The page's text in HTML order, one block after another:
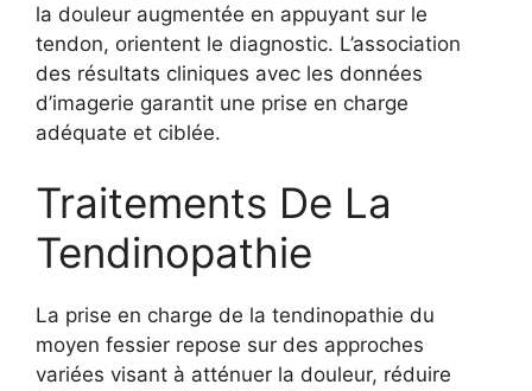
la douleur augmentée en appuyant sur le
tendon, orientent le diagnostic. L’association
des résultats cliniques avec les données
d’imagerie garantit une prise en charge
adéquate et ciblée.
Traitements De La
Tendinopathie
La prise en charge de la tendinopathie du
moyen fessier repose sur des approches
variées visant à atténuer la douleur, réduire